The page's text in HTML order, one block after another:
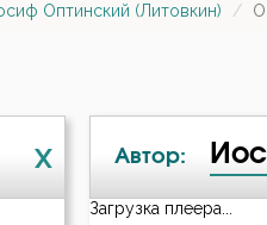
Оптинский (Литовкин) О
X Автор:
А-я
Загрузка плеера...